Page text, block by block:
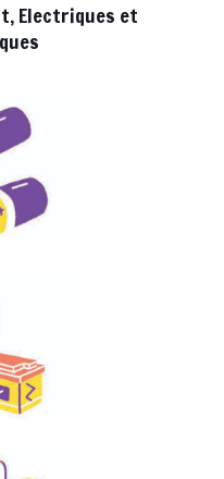
Electriques et